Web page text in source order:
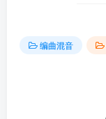
编曲混音